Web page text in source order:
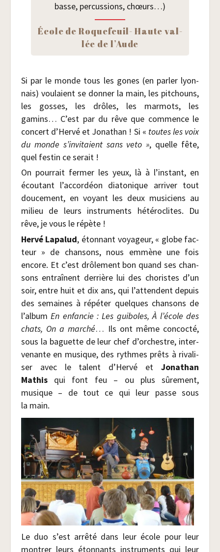
basse, per­cus­sions, chœurs…)
École de Roque­feuil- Haute val­
lée de l’Aude
Si par le monde tous les gones (en par­ler lyon­
nais) vou­laient se don­ner la main, les pit­chouns,
les gosses, les drôles, les mar­mots, les
gamins… C’est par du rêve que com­mence le
concert d’Hervé et Jona­than ! Si « toutes les voix
du monde s’invitaient sans veto », quelle fête,
quel fes­tin ce serait !
On pour­rait fer­mer les yeux, là à l’instant, en
écou­tant l’accordéon dia­to­nique arri­ver tout
dou­ce­ment, en voyant les deux musi­ciens au
milieu de leurs ins­tru­ments hété­ro­clites. Du
rêve, je vous le répète !
Her­vé Lapa­lud, éton­nant voya­geur, « globe fac­
teur » de chan­sons, nous emmène une fois
encore. Et c’est drô­le­ment bon quand ses chan­
sons entraînent der­rière lui des cho­ristes d’un
soir, entre huit et dix ans, qui l’attendent depuis
des semaines à répé­ter quelques chan­sons de
l’albumEn enfan­cie : Les gui­boles, À l’école des
chats, On a mar­ché… Ils ont même concoc­té,
sous la baguette de leur chef d’orchestre, inter­
ve­nante en musique, des rythmes prêts à riva­li­
ser avec le talent d’Hervé etJona­than
Mathisqui font feu – ou plus sûre­ment,
musique – de tout ce qui leur passe sous
la main.
Le duo s’est arrê­té dans leur école pour leur
mon­trer leurs éton­nants ins­tru­ments qui leur